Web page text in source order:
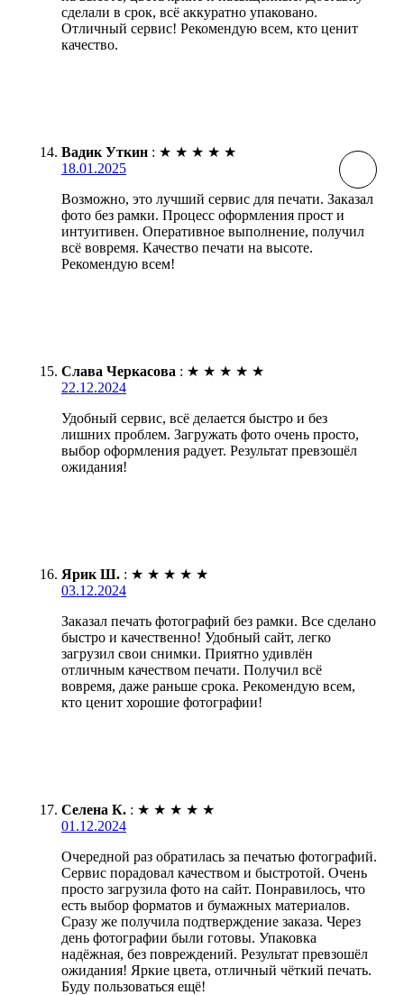
сделали в срок, всё аккуратно упаковано.
Отличный сервис! Рекомендую всем, кто ценит
качество.
Вадик Уткин : ★ ★ ★ ★ ★
18.01.2025
Возможно, это лучший сервис для печати. Заказал
фото без рамки. Процесс оформления прост и
интуитивен. Оперативное выполнение, получил
всё вовремя. Качество печати на высоте.
Рекомендую всем!
Слава Черкасова : ★ ★ ★ ★ ★
22.12.2024
Удобный сервис, всё делается быстро и без
лишних проблем. Загружать фото очень просто,
выбор оформления радует. Результат превзошёл
ожидания!
Ярик Ш. : ★ ★ ★ ★ ★
03.12.2024
Заказал печать фотографий без рамки. Все сделано
быстро и качественно! Удобный сайт, легко
загрузил свои снимки. Приятно удивлён
отличным качеством печати. Получил всё
вовремя, даже раньше срока. Рекомендую всем,
кто ценит хорошие фотографии!
Селена К. : ★ ★ ★ ★ ★
01.12.2024
Очередной раз обратилась за печатью фотографий.
Сервис порадовал качеством и быстротой. Очень
просто загрузила фото на сайт. Понравилось, что
есть выбор форматов и бумажных материалов.
Сразу же получила подтверждение заказа. Через
день фотографии были готовы. Упаковка
надёжная, без повреждений. Результат превзошёл
ожидания! Яркие цвета, отличный чёткий печать.
Буду пользоваться ещё!